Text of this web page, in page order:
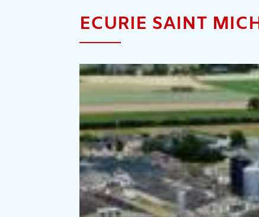
ECURIE SAINT